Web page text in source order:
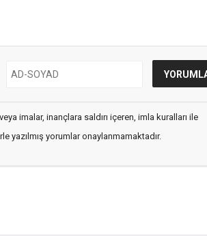
imalar, inançlara saldırı içeren, imla kuralları ile
yazılmış yorumlar onaylanmamaktadır.